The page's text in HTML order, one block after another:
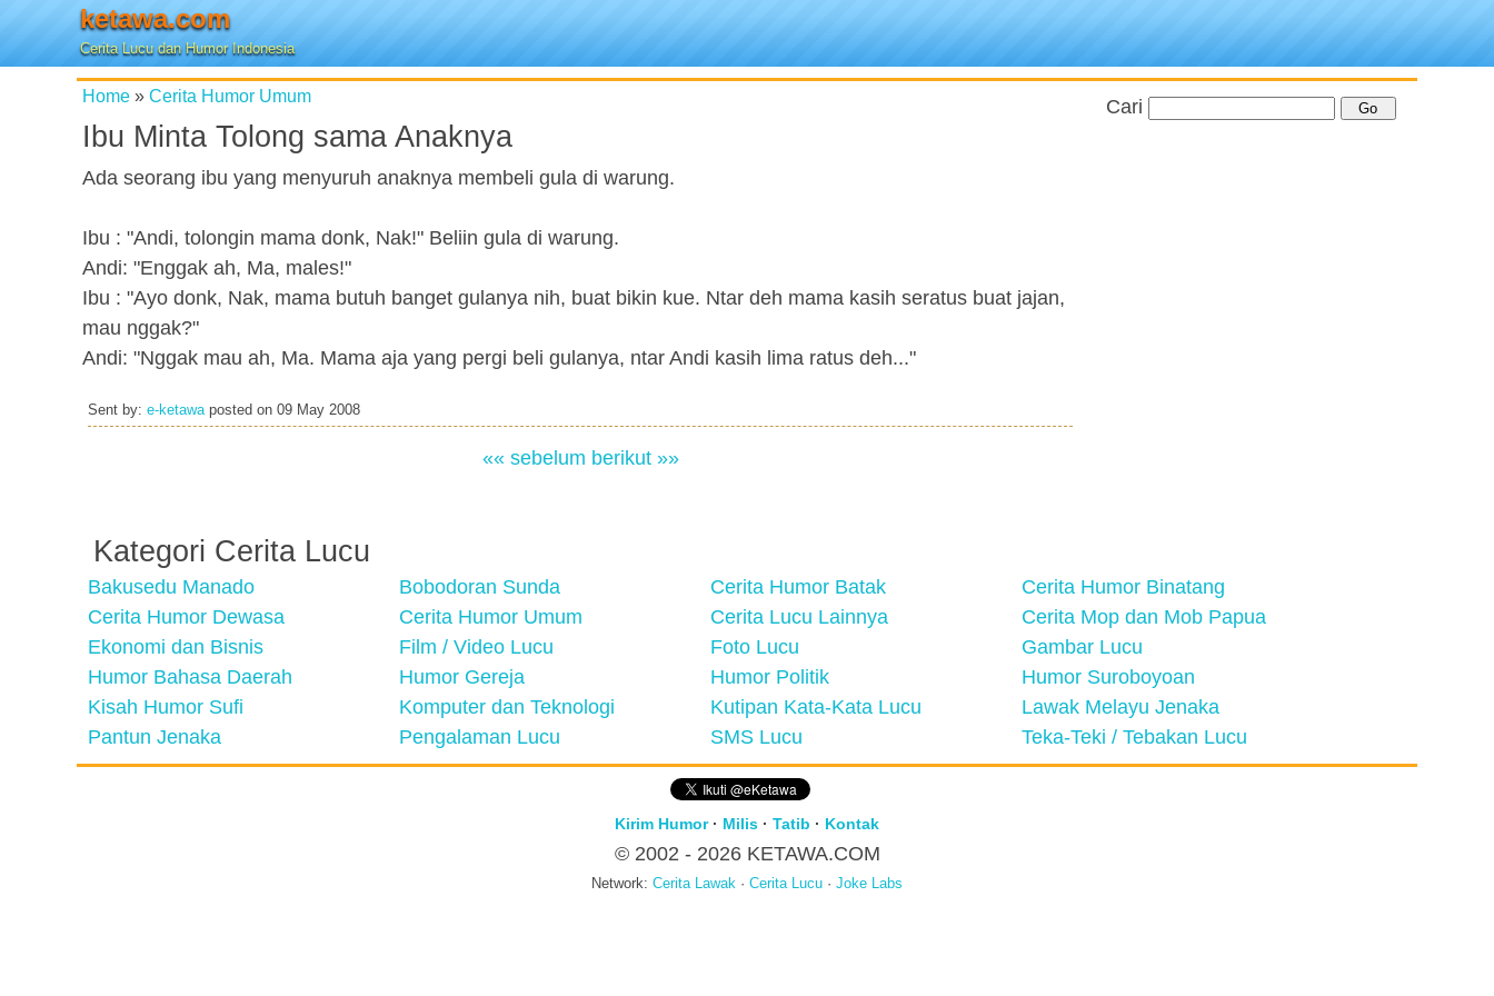
ketawa.com
Cerita Lucu dan Humor Indonesia
Home » Cerita Humor Umum
Ibu Minta Tolong sama Anaknya
Ada seorang ibu yang menyuruh anaknya membeli gula di warung.
Ibu : "Andi, tolongin mama donk, Nak!" Beliin gula di warung.
Andi: "Enggak ah, Ma, males!"
Ibu : "Ayo donk, Nak, mama butuh banget gulanya nih, buat bikin kue. Ntar deh mama kasih seratus buat jajan,
mau nggak?"
Andi: "Nggak mau ah, Ma. Mama aja yang pergi beli gulanya, ntar Andi kasih lima ratus deh..."
Sent by: e-ketawaposted on 09 May 2008
«« sebelum berikut »»
Cari
Kategori Cerita Lucu
Bakusedu Manado Bobodoran Sunda Cerita Humor Batak
Cerita Humor Binatang
Cerita Humor Dewasa
Cerita Humor Umum Cerita Lucu Lainnya
Cerita Mop dan Mob Papua
Ekonomi dan Bisnis
Film / Video Lucu Foto Lucu
Gambar Lucu
Humor Bahasa Daerah
Humor Gereja Humor Politik
Humor Suroboyoan
Kisah Humor Sufi
Komputer dan Teknologi Kutipan Kata-Kata Lucu
Lawak Melayu Jenaka
Pantun Jenaka
Pengalaman Lucu SMS Lucu Teka-Teki / Tebakan Lucu
Kirim Humor· Milis · Tatib · Kontak
© 2002 - 2026 KETAWA.COM
Network: Cerita Lawak · Cerita Lucu · Joke Labs